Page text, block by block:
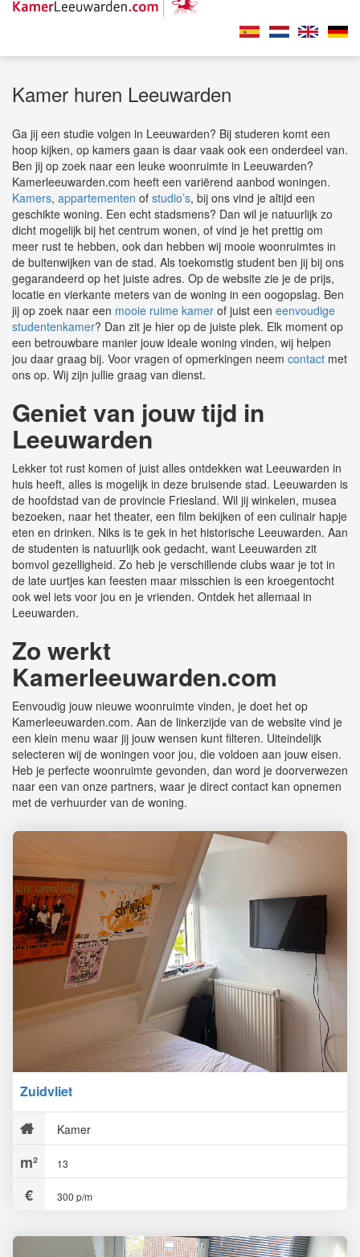
Kamer huren Leeuwarden
Ga jij een studie volgen in Leeuwarden? Bij studeren komt een
hoop kijken, op kamers gaan is daar vaak ook een onderdeel van.
Ben jij op zoek naar een leuke woonruimte in Leeuwarden?
Kamerleeuwarden.com heeft een variërend aanbod woningen.
Kamers, appartementen of studio’s, bij ons vind je altijd een
geschikte woning. Een echt stadsmens? Dan wil je natuurlijk zo
dicht mogelijk bij het centrum wonen, of vind je het prettig om
meer rust te hebben, ook dan hebben wij mooie woonruimtes in
de buitenwijken van de stad. Als toekomstig student ben jij bij ons
gegarandeerd op het juiste adres. Op de website zie je de prijs,
locatie en vierkante meters van de woning in een oogopslag. Ben
jij op zoek naar een mooie ruime kamer of juist een eenvoudige
studentenkamer? Dan zit je hier op de juiste plek. Elk moment op
een betrouwbare manier jouw ideale woning vinden, wij helpen
jou daar graag bij. Voor vragen of opmerkingen neem contact met
ons op. Wij zijn jullie graag van dienst.
Geniet van jouw tijd in
Leeuwarden
Lekker tot rust komen of juist alles ontdekken wat Leeuwarden in
huis heeft, alles is mogelijk in deze bruisende stad. Leeuwarden is
de hoofdstad van de provincie Friesland. Wil jij winkelen, musea
bezoeken, naar het theater, een film bekijken of een culinair hapje
eten en drinken. Niks is te gek in het historische Leeuwarden. Aan
de studenten is natuurlijk ook gedacht, want Leeuwarden zit
bomvol gezelligheid. Zo heb je verschillende clubs waar je tot in
de late uurtjes kan feesten maar misschien is een kroegentocht
ook wel iets voor jou en je vrienden. Ontdek het allemaal in
Leeuwarden.
Zo werkt
Kamerleeuwarden.com
Eenvoudig jouw nieuwe woonruimte vinden, je doet het op
Kamerleeuwarden.com. Aan de linkerzijde van de website vind je
een klein menu waar jij jouw wensen kunt filteren. Uiteindelijk
selecteren wij de woningen voor jou, die voldoen aan jouw eisen.
Heb je perfecte woonruimte gevonden, dan word je doorverwezen
naar een van onze partners, waar je direct contact kan opnemen
met de verhuurder van de woning.
Zuidvliet
Kamer
13
300 p/m